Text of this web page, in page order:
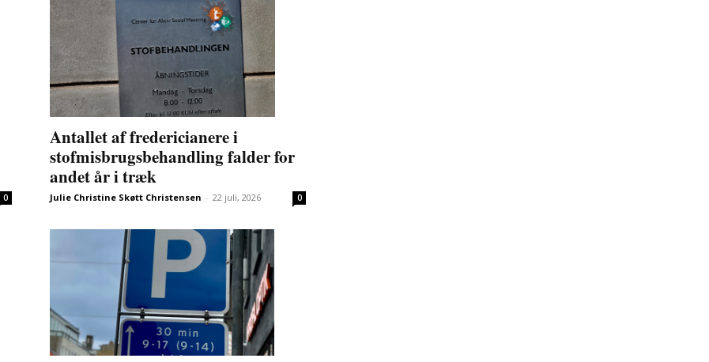
0
Antallet af fredericianere i
stofmisbrugsbehandling falder for
andet år i træk
Julie Christine Skøtt Christensen - 22 juli, 2026 0